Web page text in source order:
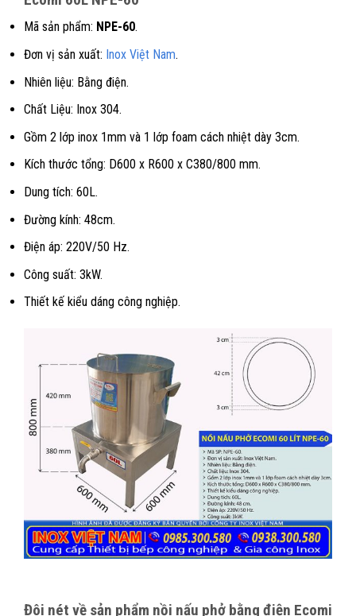
Mã sản phẩm: NPE-60.
Đơn vị sản xuất: Inox Việt Nam.
Nhiên liệu: Bằng điện.
Chất Liệu: Inox 304.
Gồm 2 lớp inox 1mm và 1 lớp foam cách nhiệt dày 3cm.
Kích thước tổng: D600 x R600 x C380/800 mm.
Dung tích: 60L.
Đường kính: 48cm.
Điện áp: 220V/50 Hz.
Công suất: 3kW.
Thiết kế kiểu dáng công nghiệp.
Đôi nét về sản phẩm nồi nấu phở bằng điện Ecomi